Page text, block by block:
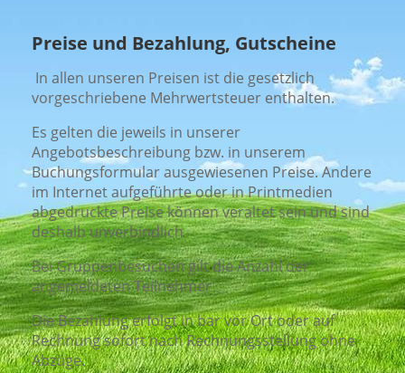
Preise und Bezahlung, Gutscheine
In allen unseren Preisen ist die gesetzlich
vorgeschriebene Mehrwertsteuer enthalten.
Es gelten die jeweils in unserer
Angebotsbeschreibung bzw. in unserem
Buchungsformular ausgewiesenen Preise. Andere
im Internet aufgeführte oder in Printmedien
abgedruckte Preise können veraltet sein und sind
deshalb unverbindlich
Bei Gruppenbesuchen gilt die Anzahl der
angemeldeten Teilnehmer
Die Bezahlung erfolgt in bar vor Ort oder auf
Rechnung sofort nach Rechnungsstellung ohne
Abzüge.